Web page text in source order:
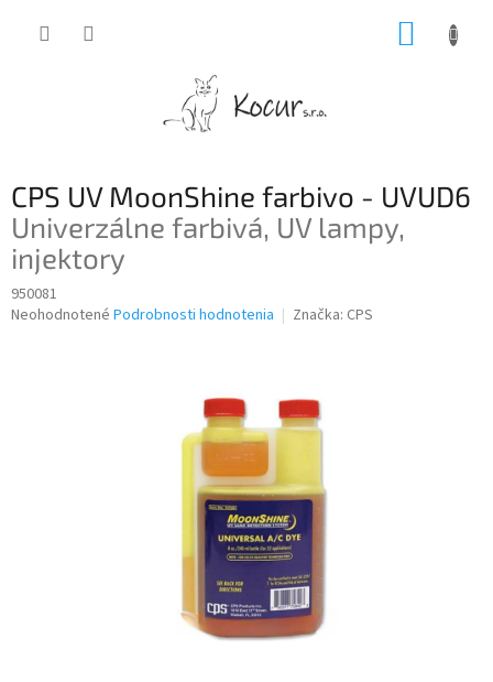
CPS UV MoonShine farbivo - UVUD6
Univerzálne farbivá, UV lampy,
injektory
950081
Priemerné
Neohodnotené Podrobnosti hodnotenia Značka: CPS